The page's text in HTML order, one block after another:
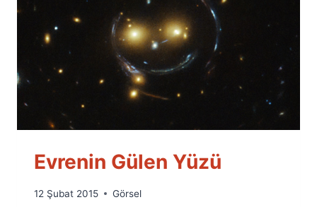
Evrenin Gülen Yüzü
By
12 Şubat 2015 Görsel